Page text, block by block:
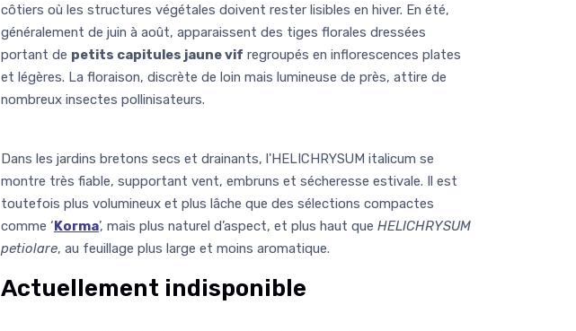
côtiers où les structures végétales doivent rester lisibles en hiver. En été,
généralement de juin à août, apparaissent des tiges florales dressées
portant de petits capitules jaune vif regroupés en inflorescences plates
et légères. La floraison, discrète de loin mais lumineuse de près, attire de
nombreux insectes pollinisateurs.
Dans les jardins bretons secs et drainants, l'HELICHRYSUM italicum se
montre très fiable, supportant vent, embruns et sécheresse estivale. Il est
toutefois plus volumineux et plus lâche que des sélections compactes
comme ‘Korma’, mais plus naturel d’aspect, et plus haut que HELICHRYSUM
petiolare, au feuillage plus large et moins aromatique.
Actuellement indisponible